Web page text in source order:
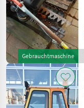
Gebrauchtmaschine